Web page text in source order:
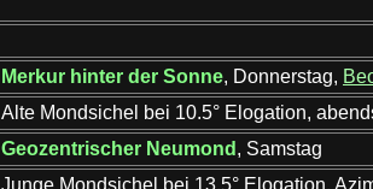
Merkur hinter der Sonne, Donnerstag,
Alte Mondsichel bei 10.5° Elogation,
Geozentrischer Neumond , Samstag
Junge Mondsichel bei 13.5° Elogation,